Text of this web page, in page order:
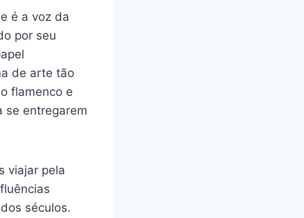
é a voz da
por seu
de arte tão
flamenco e
se entregarem
viajar pela
séculos.